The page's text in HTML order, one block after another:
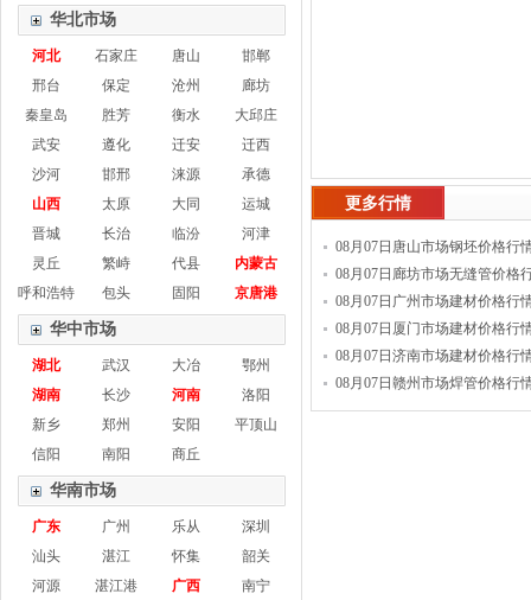
华北市场
河北 石家庄 唐山
邯郸
邢台
保定 沧州
廊坊
秦皇岛
胜芳 衡水
大邱庄
武安
遵化 迁安
迁西
沙河
邯邢 涞源
承德
山西
太原 大同
运城
晋城
长治 临汾
河津
灵丘
繁峙 代县
内蒙古
呼和浩特
包头 固阳 京唐港
华中市场
湖北 武汉 大冶
鄂州
湖南
长沙 河南
洛阳
新乡
郑州 安阳
平顶山
信阳
南阳 商丘
华南市场
广东 广州 乐从
深圳
汕头
湛江 怀集
韶关
河源
湛江港 广西
南宁
更多行情
08月07日唐山市场钢坯价格行
08月07日廊坊市场无缝管价格
08月07日广州市场建材价格行
08月07日厦门市场建材价格行
08月07日济南市场建材价格行
08月07日赣州市场焊管价格行